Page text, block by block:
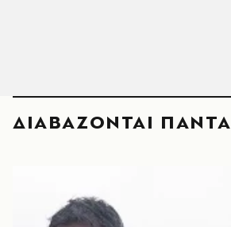
ΔΙΑΒΑΖΟΝΤΑΙ ΠΑΝΤΑ